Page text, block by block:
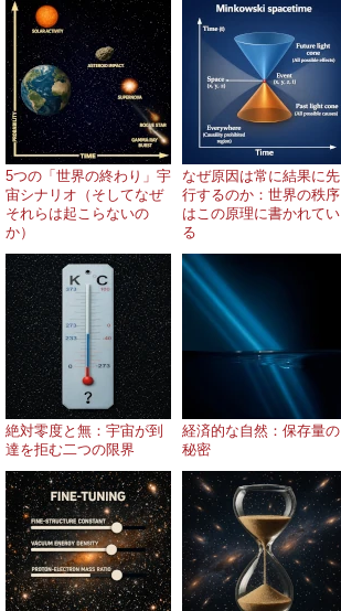
5つの「世界の終わり」宇
宙シナリオ（そしてなぜ
それらは起こらないの
か）
なぜ原因は常に結果に先
行するのか：世界の秩序
はこの原理に書かれてい
る
絶対零度と無：宇宙が到
達を拒む二つの限界
経済的な自然：保存量の
秘密